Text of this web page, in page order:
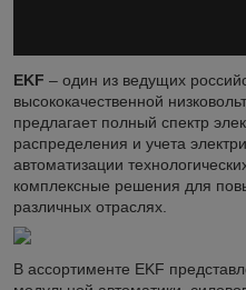
EKF – один из ведущих
высококачественной
предлагает полный спектр
распределения и учета
автоматизации
комплексные решения для
различных отраслях.
В ассортименте EKF